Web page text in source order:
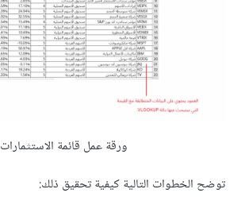
ورقة عمل قائمة الاستثمارات
توضح الخطوات التالية كيفية تحقيق ذلك: